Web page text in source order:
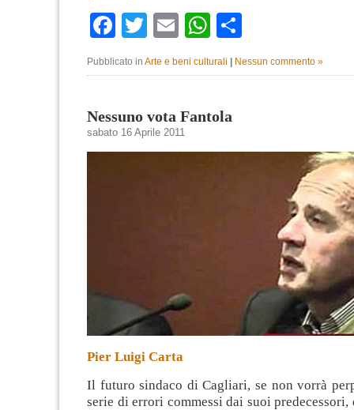
Facebook
TwitterEmailWhatsApp
Pubblicato in Arte e beni culturali Nessun commento »
Nessuno vota Fantola
sabato 16 Aprile 2011
Pier Luigi Carta
Il futuro sindaco di Cagliari, se non vorrà
serie di errori commessi dai suoi predecessori,